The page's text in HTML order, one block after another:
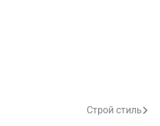
Строй стиль